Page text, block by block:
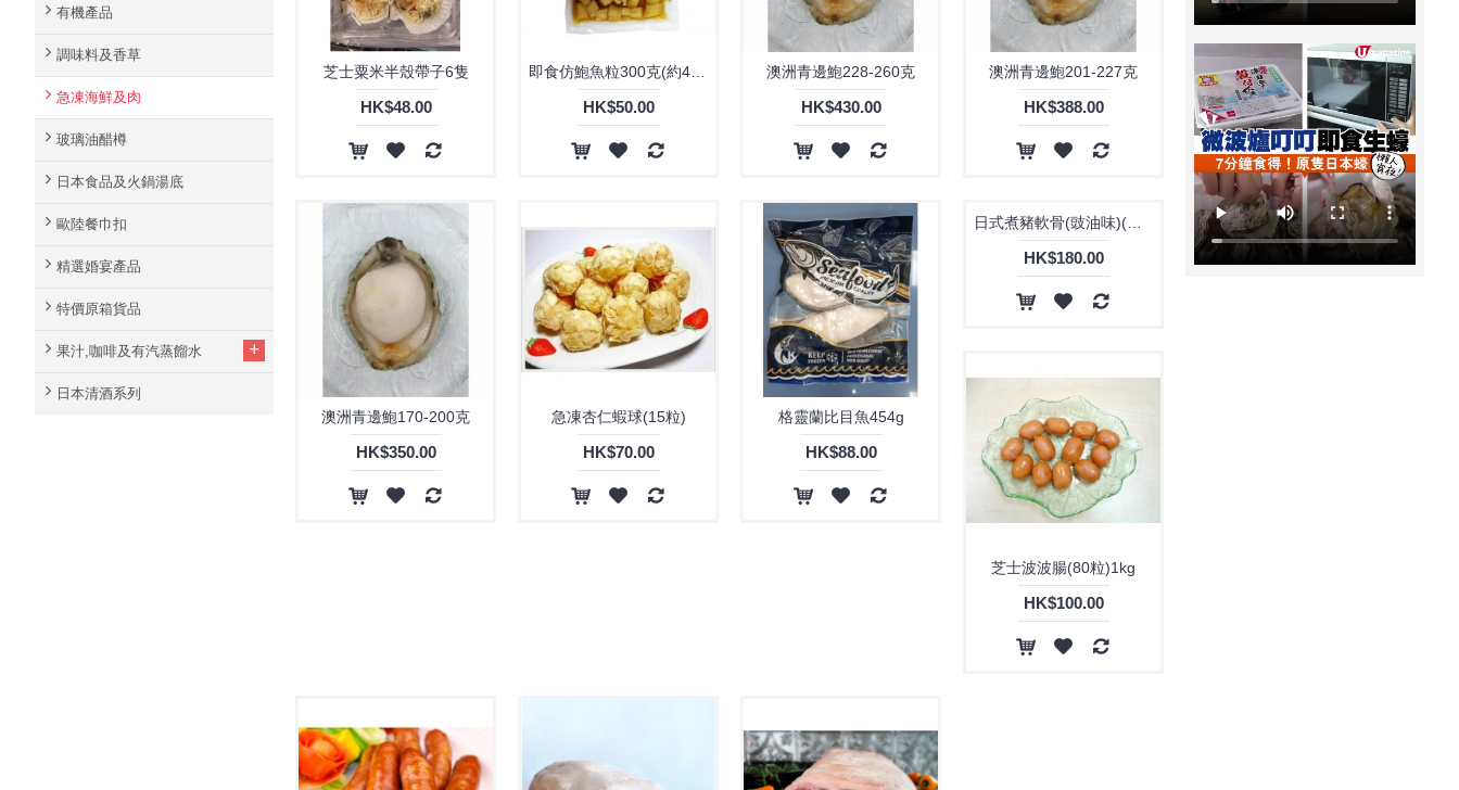
有機產品
調味料及香草
急凍海鮮及肉
玻璃油醋樽
日本食品及火鍋湯底
歐陸餐巾扣
精選婚宴產品
特價原箱貨品
果汁,咖啡及有汽蒸餾水 +
日本清酒系列
美國特選牛肉眼 (1)
美國肥牛片 (1)
美國西冷扒 (1)
美國頂級安格斯斧頭肉眼 (1)
美國頂級西冷 (1)
芝士粟米半殼帶子 (1)
蒜蓉粉絲半殼帶子 (1)
西班牙熟成栗飼帶骨豬扒 (1)
芝士粟米半殼帶子6隻
HK$48.00
即食仿鮑魚粒300克(約45粒)
HK$50.00
澳洲青邊鮑228-260克
HK$430.00
澳洲青邊鮑201-227克
HK$388.00
澳洲青邊鮑170-200克
HK$350.00
急凍杏仁蝦球(15粒)
HK$70.00
格靈蘭比目魚454g
HK$88.00 HK$180.00
芝士波波腸(80粒)1kg 千島汁腸(20條裝) 原條日本和牛肉眼 (鹿兒島) (無CAP位) (A4) 4.5kg